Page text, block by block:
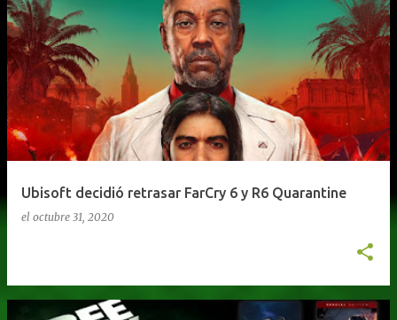
Ubisoft decidió retrasar FarCry 6 y R6 Quarantine
el octubre 31, 2020